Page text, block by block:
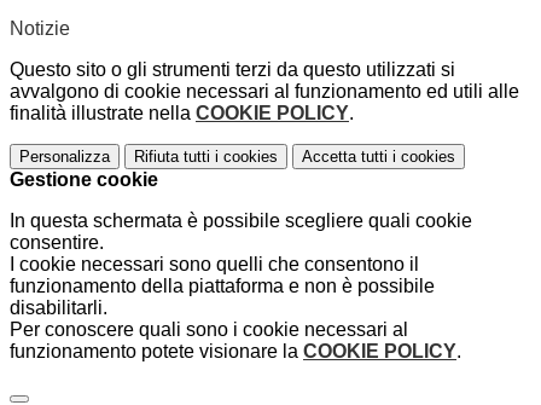
Notizie
Questo sito o gli strumenti terzi da questo utilizzati si
avvalgono di cookie necessari al funzionamento ed utili alle
finalità illustrate nella COOKIE POLICY.
Personalizza Rifiuta tutti i cookies Accetta tutti i cookies
Gestione cookie
In questa schermata è possibile scegliere quali cookie
consentire.
I cookie necessari sono quelli che consentono il
funzionamento della piattaforma e non è possibile
disabilitarli.
Per conoscere quali sono i cookie necessari al
funzionamento potete visionare la COOKIE POLICY.